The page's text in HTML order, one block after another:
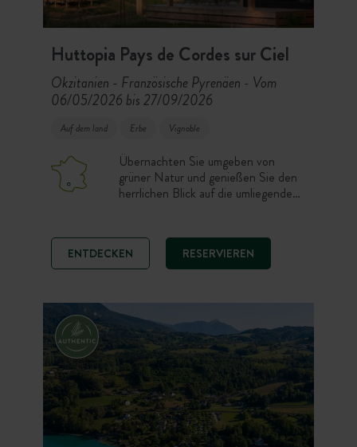
Huttopia Pays de Cordes sur Ciel
Okzitanien - Französische Pyrenäen - Vom
06/05/2026 bis 27/09/2026
Auf dem land Erbe Vignoble
Übernachten Sie umgeben von
grüner Natur und genießen Sie den
herrlichen Blick auf die umliegenden
Ciel. Der Campingplatz befindet sich
mitten im Weingebiet von Gaillac in
der Region von Cordes und seiner
ENTDECKEN RESERVIEREN